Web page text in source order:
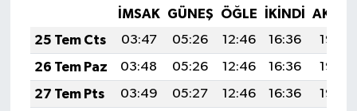
İMSAK GÜNEŞ ÖĞLE İKINDI
25 Tem Cts
03:47 05:26 12:46 16:36
19:57
26 Tem Paz
03:48 05:26 12:46 16:36
19:56
27 Tem Pts
03:49 05:27 12:46 16:36
19:55